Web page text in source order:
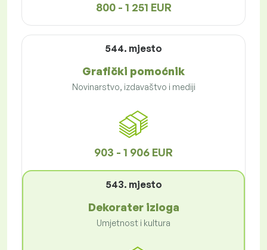
800 - 1 251 EUR
544. mjesto
Grafički pomoćnik
Novinarstvo, izdavaštvo i mediji
903 - 1 906 EUR
543. mjesto
Dekorater izloga
Umjetnost i kultura